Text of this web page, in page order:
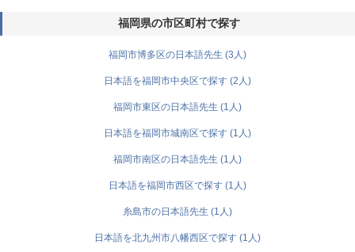
福岡県の市区町村で探す
福岡市博多区の日本語先生 (3人)
日本語を福岡市中央区で探す (2人)
福岡市東区の日本語先生 (1人)
日本語を福岡市城南区で探す (1人)
福岡市南区の日本語先生 (1人)
日本語を福岡市西区で探す (1人)
糸島市の日本語先生 (1人)
日本語を北九州市八幡西区で探す (1人)